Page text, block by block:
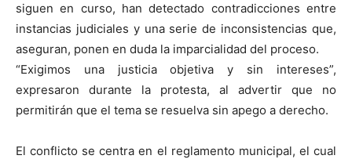
siguen en curso, han detectado contradicciones entre
instancias judiciales y una serie de inconsistencias que,
aseguran, ponen en duda la imparcialidad del proceso.
“Exigimos una justicia objetiva y sin intereses”,
expresaron durante la protesta, al advertir que no
permitirán que el tema se resuelva sin apego a derecho.
El conflicto se centra en el reglamento municipal, el cual